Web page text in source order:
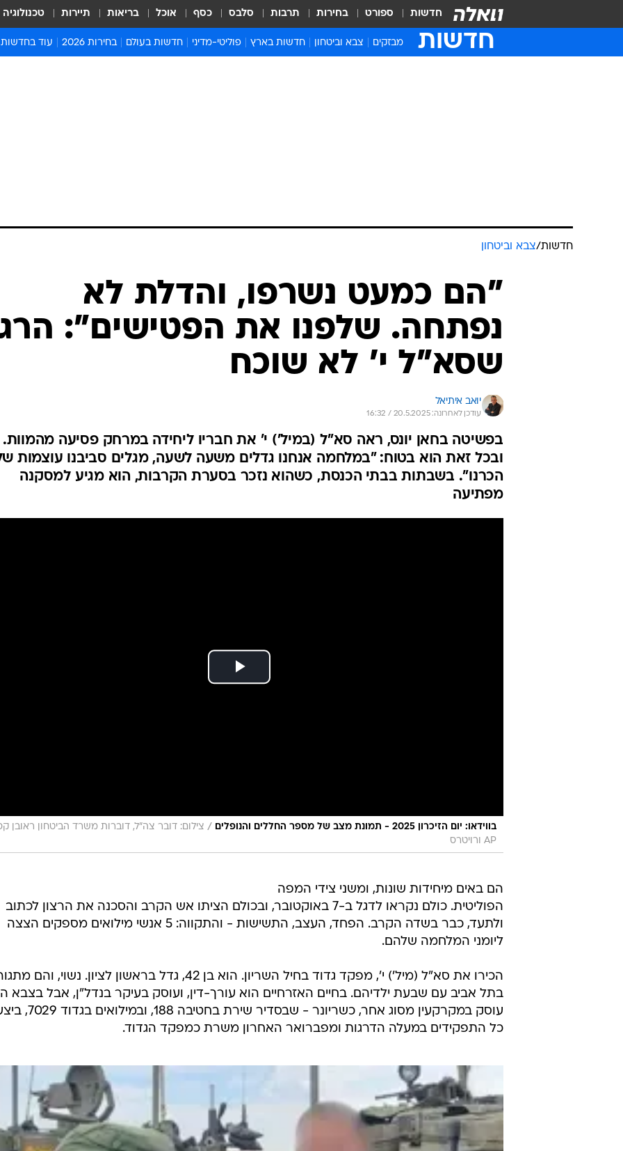
חדשות ספורט בחירות תרבות סלבס כסף אוכל בריאות תיירות טכנולוגיה
חדשות מבזקים צבא וביטחון חדשות בארץ פוליטי-מדיני חדשות בעולם בחירות 2026 עוד בחדשות
המייל האדום
חדשות/צבא וביטחון
"הם כמעט נשרפו, והדלת לא
נפתחה. שלפנו את הפטישים":
שסא"ל י' לא שוכח
יואב איתיאל
עודכן לאחרונה: 20.5.2025 / 16:32
בפשיטה בחאן יונס, ראה סא"ל (במיל') י' את חבריו ליחידה במרחק פסיעה מהמוות.
ובכל זאת הוא בטוח: "במלחמה אנחנו גדלים משעה לשעה, מגלים סביבנו עוצמות
הכרנו". בשבתות בבתי הכנסת, כשהוא נזכר בסערת הקרבות, הוא מגיע למסקנה
מפתיעה
בווידאו: יום הזיכרון 2025 - תמונת מצב של מספר החללים והנופלים / צילום: דובר צה"ל, דוברות משרד הביטחון ראובן
AP ורויטרס
הם באים מיחידות שונות, ומשני צידי המפה
הפוליטית. כולם נקראו לדגל ב-7 באוקטובר, ובכולם הציתו אש הקרב והסכנה את הרצון לכתוב
ולתעד, כבר בשדה הקרב. הפחד, העצב, התשישות - והתקווה: 5 אנשי מילואים מספקים הצצה
ליומני המלחמה שלהם.
הכירו את סא"ל (מיל') י', מפקד גדוד בחיל השריון. הוא בן 42, גדל בראשון לציון. נשוי,
בתל אביב עם שבעת ילדיהם. בחיים האזרחיים הוא עורך-דין, ועוסק בעיקר בנדל"ן, אבל בצבא
עוסק במקרקעין מסוג אחר, כשריונר - שבסדיר
כל התפקידים במעלה הדרגות ומפברואר האחרון משרת כמפקד הגדוד.